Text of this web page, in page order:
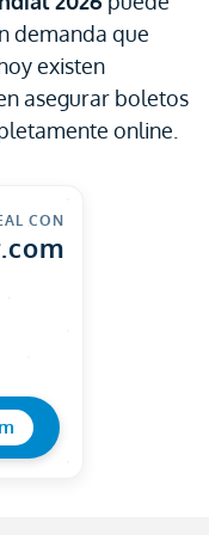
demanda que
existen
asegurar boletos
online.
CON